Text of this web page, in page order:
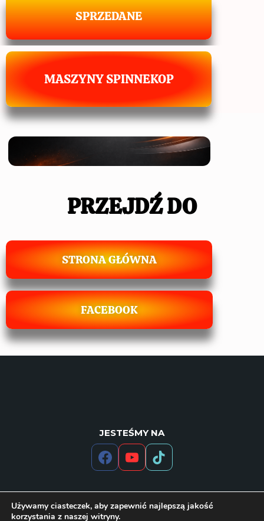
SPRZEDANE
MASZYNY SPINNEKOP
PRZEJDŹ DO
STRONA GŁÓWNA
FACEBOOK
JESTEŚMY NA
Używamy ciasteczek, aby zapewnić najlepszą jakość
korzystania z naszej witryny.